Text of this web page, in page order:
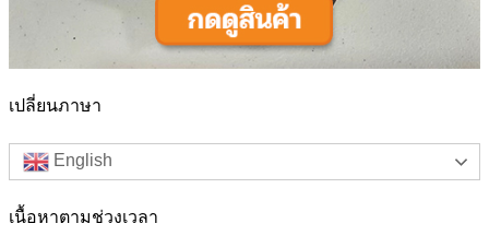
เปลี่ยนภาษา
English
เนื้อหาตามช่วงเวลา